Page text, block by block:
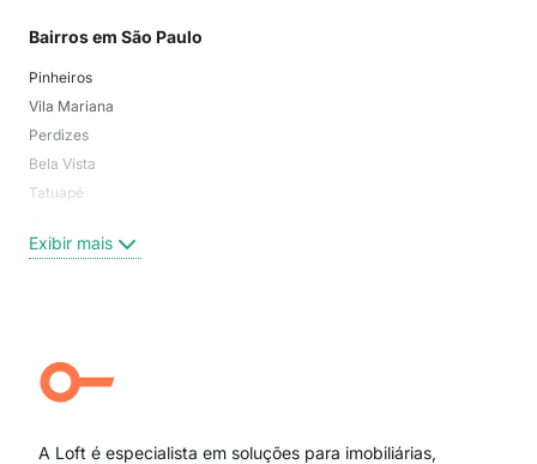
Bairros em São Paulo
Pinheiros
Vila Mariana
Perdizes
Bela Vista
Tatuapé
Centro
Campo Belo
Ipiranga
Paraíso
Exibir mais
A Loft é especialista em soluções para imobiliárias,